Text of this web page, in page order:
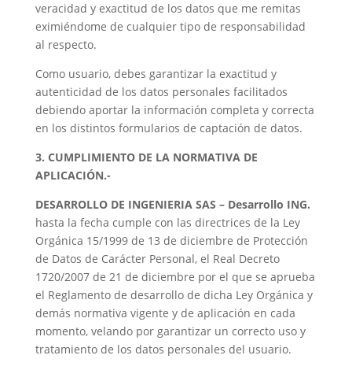
veracidad y exactitud de los datos que me remitas
eximiéndome de cualquier tipo de responsabilidad
al respecto.
Como usuario, debes garantizar la exactitud y
autenticidad de los datos personales facilitados
debiendo aportar la información completa y correcta
en los distintos formularios de captación de datos.
3. CUMPLIMIENTO DE LA NORMATIVA DE
APLICACIÓN.-
DESARROLLO DE INGENIERIA SAS – Desarrollo ING.
hasta la fecha cumple con las directrices de la Ley
Orgánica 15/1999 de 13 de diciembre de Protección
de Datos de Carácter Personal, el Real Decreto
1720/2007 de 21 de diciembre por el que se aprueba
el Reglamento de desarrollo de dicha Ley Orgánica y
demás normativa vigente y de aplicación en cada
momento, velando por garantizar un correcto uso y
tratamiento de los datos personales del usuario.